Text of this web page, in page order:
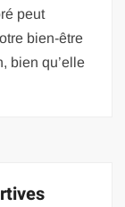
peut
bien-être
bien qu’elle